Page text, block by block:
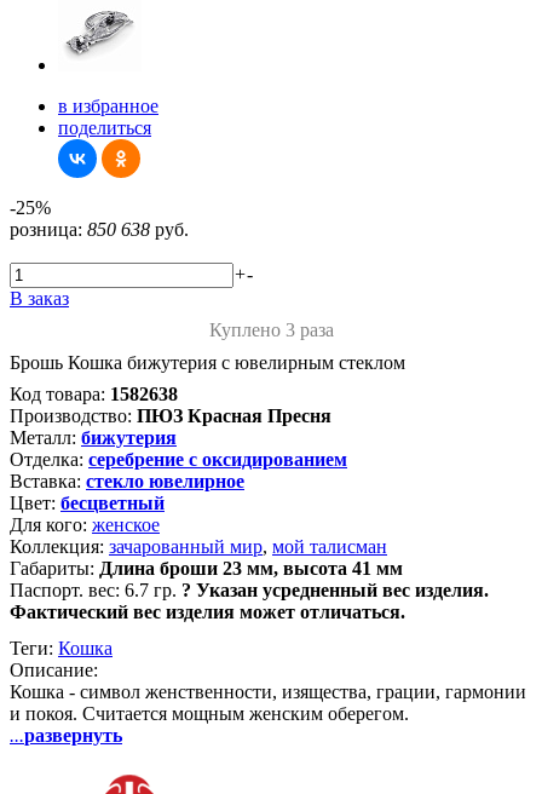
в избранное
поделиться
-25%
розница: 850 638 руб.
+-
В заказ
Куплено 3 раза
Брошь Кошка бижутерия с ювелирным стеклом
Код товара: 1582638
Производство: ПЮЗ Красная Пресня
Металл: бижутерия
Отделка: серебрение с оксидированием
Вставка: стекло ювелирное
Цвет: бесцветный
Для кого: женское
Коллекция: зачарованный мир, мой талисман
Габариты: Длина броши 23 мм, высота 41 мм
Паспорт. вес: 6.7 гр. ? Указан усредненный вес изделия.
Фактический вес изделия может отличаться.
Теги: Кошка
Описание:
Кошка - символ женственности, изящества, грации, гармонии
и покоя. Считается мощным женским оберегом.
...развернуть